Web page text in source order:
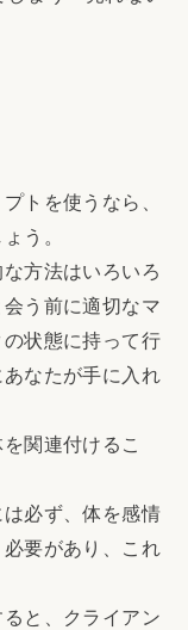
トを使うなら、
う。
方法はいろいろ
う前に適切なマ
状態に持って行
なたが手に入れ
関連付けるこ
必ず、体を感情
要があり、これ
と、クライアン